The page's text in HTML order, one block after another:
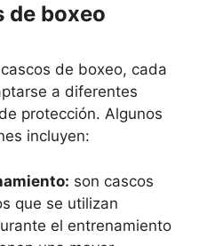
de boxeo
de boxeo, cada
a diferentes
protección. Algunos
incluyen:
son cascos
que se utilizan
el entrenamiento